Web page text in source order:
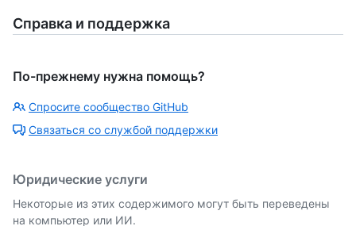
Справка и поддержка
По-прежнему нужна помощь?
Спросите сообщество GitHub
Связаться со службой поддержки
Юридические услуги
Некоторые из этих содержимого могут быть переведены
на компьютер или ИИ.